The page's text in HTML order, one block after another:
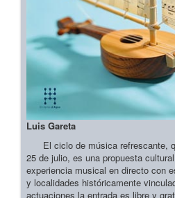
Luis Gareta
El ciclo de música refrescante,
25 de julio, es una propuesta
experiencia musical en directo con
y localidades históricamente
actuaciones la entrada es libre y